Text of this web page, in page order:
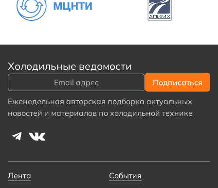
Холодильные ведомости
Еженедельная авторская подборка актуальных
новостей и материалов по холодильной технике
Лента События